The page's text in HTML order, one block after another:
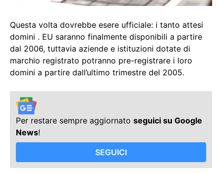
Questa volta dovrebbe esere ufficiale: i tanto attesi
domini . EU saranno finalmente disponibili a partire
dal 2006, tuttavia aziende e istituzioni dotate di
marchio registrato potranno pre-registrare i loro
domini a partire dall’ultimo trimestre del 2005.
Per restare sempre aggiornato seguici su Google
News!
SEGUICI